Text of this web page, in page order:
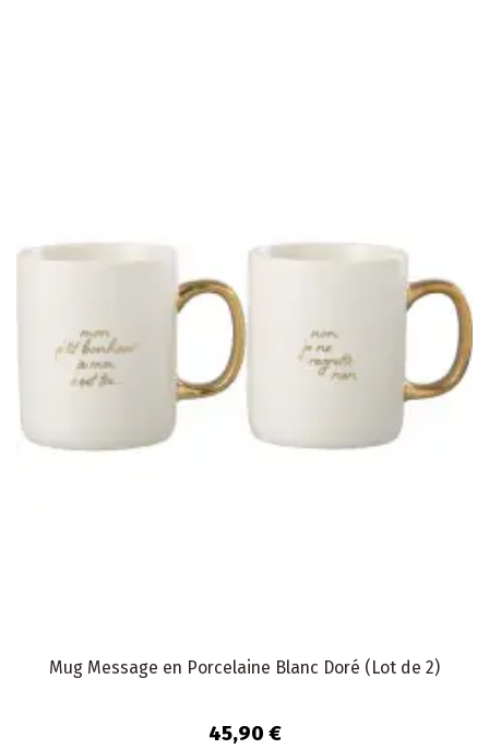
Mug Message en Porcelaine Blanc Doré (Lot de 2)
45,90 €